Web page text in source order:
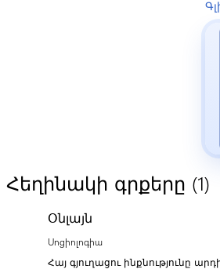
Հեղինակի գրքերը (1)
Օնլայն
Սոցիոլոգիա
Հայ գյուղացու ինքնությունը